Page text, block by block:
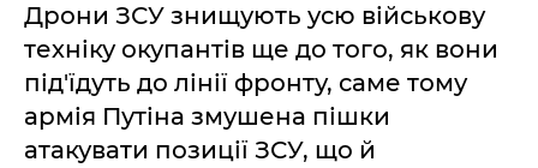
Дрони ЗСУ знищують усю військову
техніку окупантів ще до того, як вони
під'їдуть до лінії фронту, саме тому
армія Путіна змушена пішки
атакувати позиції ЗСУ, що й